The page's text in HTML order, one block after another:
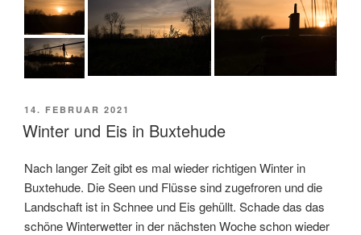
VERÖFFENTLICHT
AM
14. FEBRUAR 2021
Winter und Eis in Buxtehude
Nach langer Zeit gibt es mal wieder richtigen Winter in
Buxtehude. Die Seen und Flüsse sind zugefroren und die
Landschaft ist in Schnee und Eis gehüllt. Schade das das
schöne Winterwetter in der nächsten Woche schon wieder